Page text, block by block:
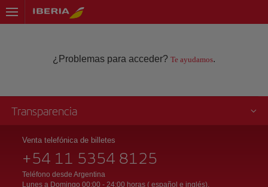
¿Problemas para acceder? Te ayudamos.
Transparencia
Venta telefónica de billetes
+54 11 5354 8125
Teléfono desde Argentina
Lunes a Domingo 00:00 - 24:00 horas ( español e inglés).